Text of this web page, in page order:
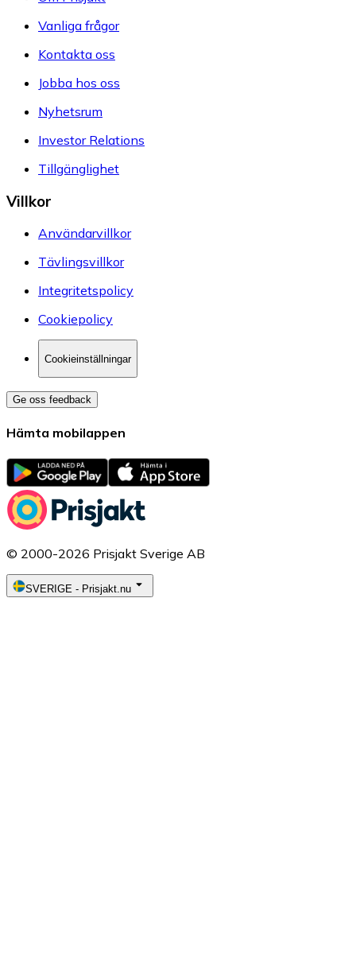
Vanliga frågor
Kontakta oss
Jobba hos oss
Nyhetsrum
Investor Relations
Tillgänglighet
Villkor
Användarvillkor
Tävlingsvillkor
Integritetspolicy
Cookiepolicy
Cookieinställningar
Ge oss feedback
Hämta mobilappen
© 2000-2026 Prisjakt Sverige AB
SVERIGE - Prisjakt.nu